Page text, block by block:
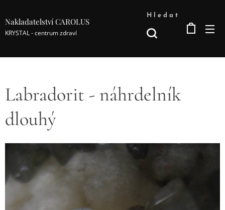
Nakladatelství CAROLUS
KRYSTAL - centrum zdraví
Hledat
Labradorit - náhrdelník
dlouhý